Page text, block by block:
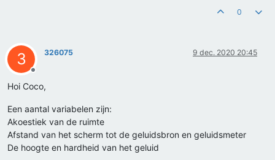
0
3
Offline
326075 9 dec. 2020 20:45
Hoi Coco,
Een aantal variabelen zijn:
Akoestiek van de ruimte
Afstand van het scherm tot de geluidsbron en geluidsmeter
De hoogte en hardheid van het geluid